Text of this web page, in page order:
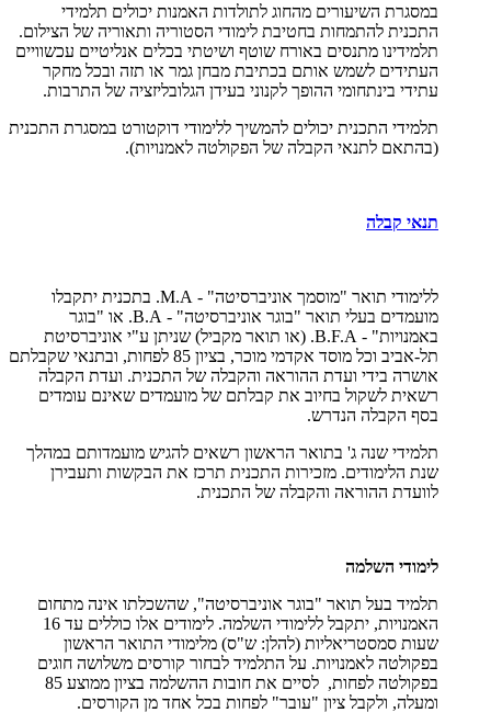
במסגרת השיעורים מהחוג לתולדות האמנות יכולים תלמידי
התכנית להתמחות בחטיבת לימודי הסטוריה ותאוריה של הצילום.
תלמידינו מתנסים באורח שוטף ושיטתי בכלים אנליטיים עכשוויים
העתידים לשמש אותם בכתיבת מבחן גמר או תזה ובכל מחקר
עתידי בינתחומי ההופך לקנוני בעידן הגלובליזציה של התרבות.
תלמידי התכנית יכולים להמשיך ללימודי דוקטורט במסגרת התכנית
(בהתאם לתנאי הקבלה של הפקולטה לאמנויות).
תנאי קבלה
ללימודי תואר "מוסמך אוניברסיטה" - M.A. בתכנית יתקבלו
מועמדים בעלי תואר "בוגר אוניברסיטה" - B.A. או "בוגר
באמנויות" - B.F.A. (או תואר מקביל) שניתן ע"י אוניברסיטת
תל-אביב וכל מוסד אקדמי מוכר, בציון 85 לפחות, ובתנאי שקבלתם
אושרה בידי ועדת ההוראה והקבלה של התכנית. ועדת הקבלה
רשאית לשקול בחיוב את קבלתם של מועמדים שאינם עומדים
בסף הקבלה הנדרש.
תלמידי שנה ג' בתואר הראשון רשאים להגיש מועמדותם במהלך
שנת הלימודים. מזכירות התכנית תרכז את הבקשות ותעבירן
לוועדת ההוראה והקבלה של התכנית.
לימודי השלמה
תלמיד בעל תואר "בוגר אוניברסיטה", שהשכלתו אינה מתחום
האמנויות, יתקבל ללימודי השלמה. לימודים אלו כוללים עד 16
שעות סמסטריאליות (להלן: ש"ס) מלימודי התואר הראשון
בפקולטה לאמנויות. על התלמיד לבחור קורסים משלושה חוגים
בפקולטה לפחות, לסיים את חובות ההשלמה בציון ממוצע 85
ומעלה, ולקבל ציון "עובר" לפחות בכל אחד מן הקורסים.